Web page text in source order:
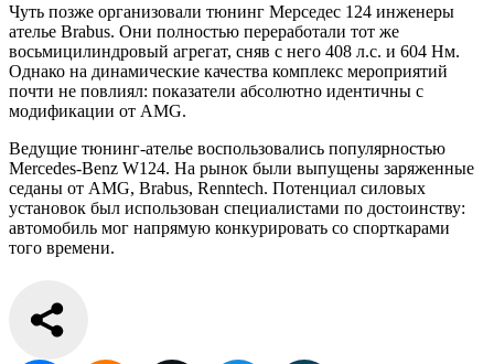
Чуть позже организовали тюнинг Мерседес 124 инженеры
ателье Brabus. Они полностью переработали тот же
восьмицилиндровый агрегат, сняв с него 408 л.с. и 604 Нм.
Однако на динамические качества комплекс мероприятий
почти не повлиял: показатели абсолютно идентичны с
модификации от AMG.
Ведущие тюнинг-ателье воспользовались популярностью
Mercedes-Benz W124. На рынок были выпущены заряженные
седаны от AMG, Brabus, Renntech. Потенциал силовых
установок был использован специалистами по достоинству:
автомобиль мог напрямую конкурировать со спорткарами
того времени.